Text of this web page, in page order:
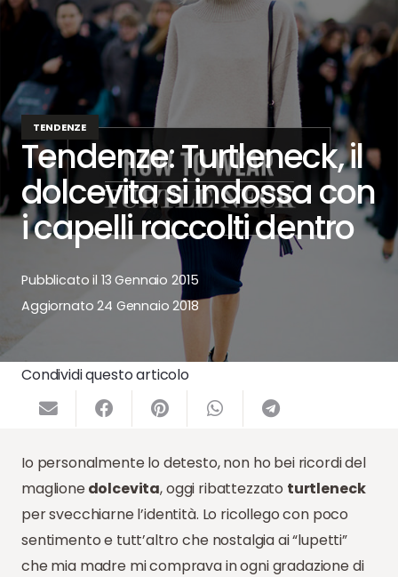
TENDENZE
Tendenze: Turtleneck, il
dolcevita si indossa con
i capelli raccolti dentro
Pubblicato il 13 Gennaio 2015
Aggiornato24 Gennaio 2018
Condividi questo articolo
Io personalmente lo detesto, non ho bei ricordi del
maglione dolcevita, oggi ribattezzato turtleneck
per svecchiarne l’identità. Lo ricollego con poco
sentimento e tutt’altro che nostalgia ai “lupetti”
che mia madre mi comprava in ogni gradazione di